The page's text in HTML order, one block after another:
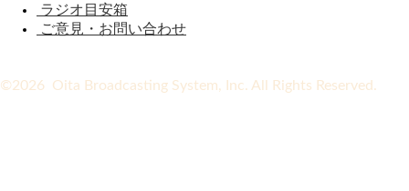
ラジオ目安箱
ご意見・お問い合わせ
©2026 Oita Broadcasting System, Inc. All Rights Reserved.